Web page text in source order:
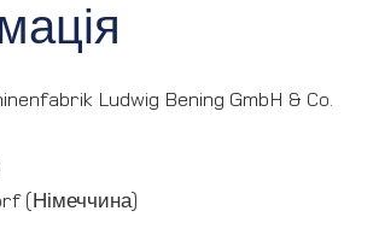
Новини
Ludwig Bening GmbH & Co.
(Німеччина)